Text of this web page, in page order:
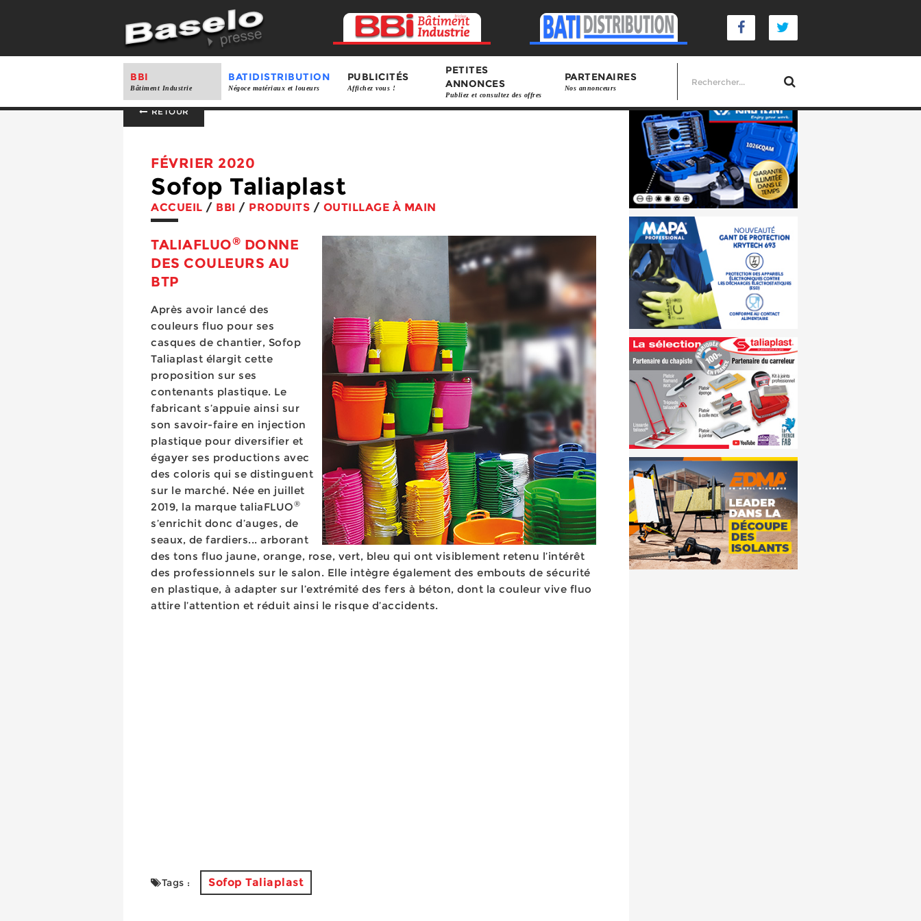
BBI
Bâtiment Industrie
BATIDISTRIBUTION
Négoce matériaux et loueurs
PUBLICITÉS
Affichez vous !
PETITES
ANNONCES
Publiez et consultez des offres
PARTENAIRES
Nos annonceurs
RETOUR
FÉVRIER 2020
Sofop Taliaplast
ACCUEIL / BBI / PRODUITS / OUTILLAGE À MAIN
TALIAFLUO® DONNE
DES COULEURS AU
BTP
Après avoir lancé des
couleurs fluo pour ses
casques de chantier, Sofop
Taliaplast élargit cette
proposition sur ses
contenants plastique. Le
fabricant s’appuie ainsi sur
son savoir-faire en injection
plastique pour diversifier et
égayer ses productions avec
des coloris qui se distinguent
sur le marché. Née en juillet
2019, la marque taliaFLUO®
s’enrichit donc d’auges, de
seaux, de fardiers... arborant
des tons fluo jaune, orange, rose, vert, bleu qui ont visiblement retenu l’intérêt
des professionnels sur le salon. Elle intègre également des embouts de sécurité
en plastique, à adapter sur l’extrémité des fers à béton, dont la couleur vive fluo
attire l’attention et réduit ainsi le risque d’accidents.
Tags : Sofop Taliaplast